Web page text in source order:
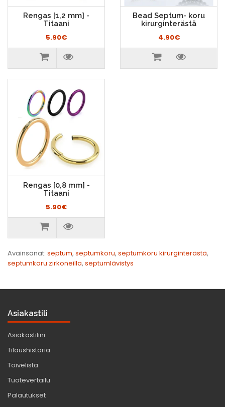
Rengas [1,2 mm] -
Titaani
5.90€
Bead Septum- koru
kirurginterästä
4.90€
Rengas [0,8 mm] -
Titaani
5.90€
Avainsanat: septum, septumkoru, septumkoru kirurginterästä,
septumkoru zirkoneilla, septumlävistys
Asiakastili
Asiakastilini
Tilaushistoria
Toivelista
Tuotevertailu
Palautukset